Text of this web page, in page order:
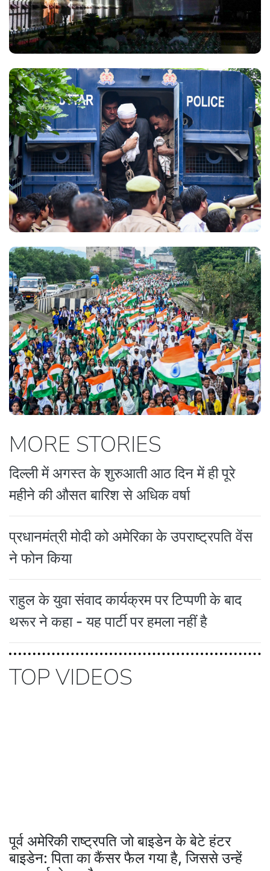
MORE STORIES
दिल्ली में अगस्त के शुरुआती आठ दिन में ही पूरे
महीने की औसत बारिश से अधिक वर्षा
प्रधानमंत्री मोदी को अमेरिका के उपराष्ट्रपति वेंस
ने फोन किया
राहुल के युवा संवाद कार्यक्रम पर टिप्पणी के बाद
थरूर ने कहा - यह पार्टी पर हमला नहीं है
TOP VIDEOS
पूर्व अमेरिकी राष्ट्रपति जो बाइडेन के बेटे हंटर
बाइडेन: पिता का कैंसर फैल गया है, जिससे उन्हें